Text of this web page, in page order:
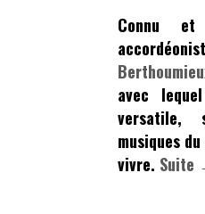
Connu
avec
versatile,
musiques
vivre. Suite